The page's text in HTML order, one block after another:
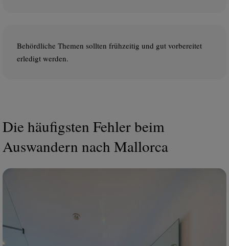
Behördliche Themen sollten frühzeitig und gut vorbereitet
erledigt werden.
Die häufigsten Fehler beim
Auswandern nach Mallorca